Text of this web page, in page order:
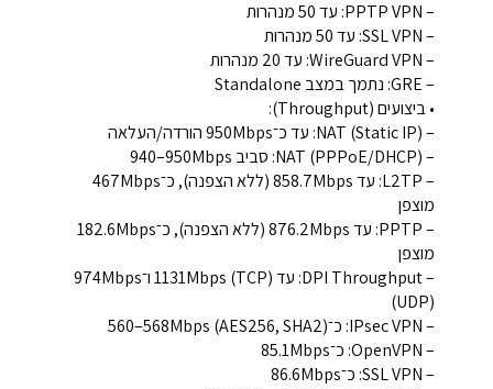
– ‎PPTP VPN‎: עד ‎50‎ מנהרות
– ‎SSL VPN‎: עד ‎50‎ מנהרות
– ‎WireGuard VPN‎: עד ‎20‎ מנהרות
– ‎GRE‎: נתמך במצב Standalone
• ביצועים (Throughput):
– NAT (Static IP): עד כ־‎950Mbps‎ הורדה/העלאה
– NAT (PPPoE/DHCP): סביב ‎940–950Mbps‎
– L2TP: עד ‎858.7Mbps‎ (ללא הצפנה), כ־‎467Mbps‎
מוצפן
– PPTP: עד ‎876.2Mbps‎ (ללא הצפנה), כ־‎182.6Mbps‎
מוצפן
– DPI Throughput: עד ‎1131Mbps‎ (TCP) ו־‎974Mbps‎
(UDP)
– IPsec VPN: כ־‎560–568Mbps‎ (AES256, SHA2)
– OpenVPN: כ־‎85.1Mbps‎
– SSL VPN: כ־‎86.6Mbps‎